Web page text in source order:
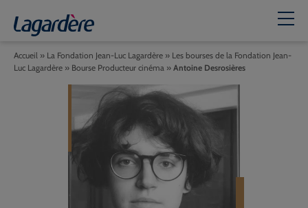
Accueil » La Fondation Jean-Luc Lagardère » Les bourses de la Fondation Jean-
Luc Lagardère » Bourse Producteur cinéma » Antoine Desrosières